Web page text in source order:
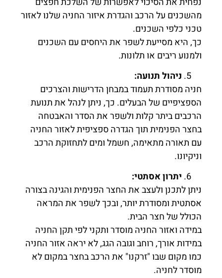
מהשכנים על הרכב והגדרת איזור החניה שלנו לאזור
טכני כלפי השכנים.
כך, היא מסייעת לשפר את היחסים עם השכנים
ולמנוע ריבים או תלונות.
ניהול תנועה:
חניה מסודרת תעמוד במבחן הדרישות והצרכים
הספציפיים של הבעלים. כך, ניתן לנהל את תנועת
הרכבים ביתר קלות ולשפר את הסדר והאבטחה
בחצר הפנימית תוך הגדרה ספציפית לאזור החניה
עם תאורה מתאימה, חשמל ומים לתחזוקת הרכב
וניקיונו.
יתרון אסתטי:
ניתן לתכנן ולעצב את החצר הפנימית והגינה בצורה
אסתטית ומסודרת יותר, ובכך לשפר את המראה
הכולל של חצר הבית.
במידה ואזור החניה מוסדר ותקני לפי תקן החניה
במידות אורך, רוחב וגובה הגג, לא יראה אזור החניה
כמו מקום שבו "זרקנו" את הרכב בחצר במקום לא
מוסדר לחניה.